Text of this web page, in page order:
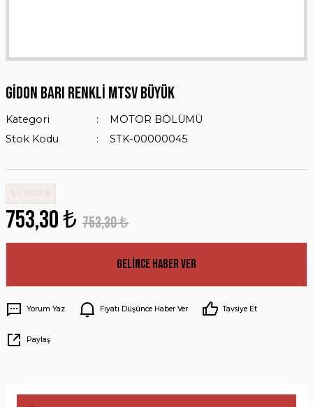
GİDON BARI RENKLİ MTSV BÜYÜK
Kategori
MOTOR BÖLÜMÜ
Stok Kodu
STK-00000045
753,30 ₺ 753,30 ₺
Gelince Haber Ver
Yorum Yaz Fiyatı Düşünce Haber Ver Tavsiye Et
Paylaş